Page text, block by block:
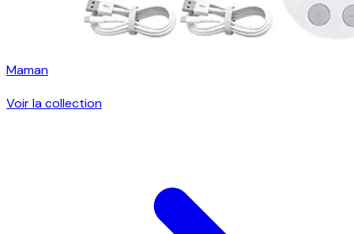
Maman
Voir la collection